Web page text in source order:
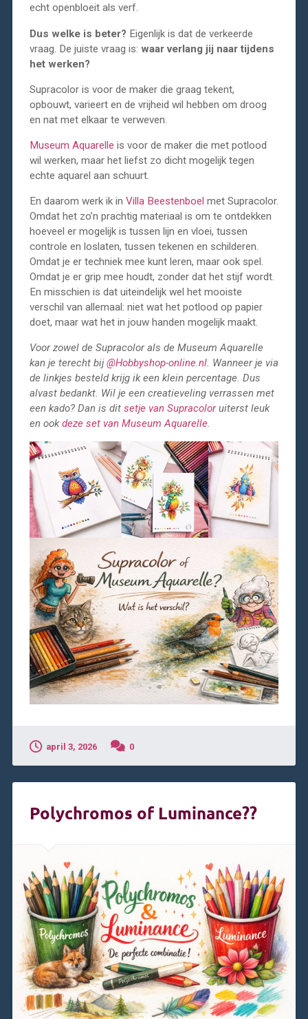
echt openbloeit als verf.
Dus welke is beter? Eigenlijk is dat de verkeerde
vraag. De juiste vraag is: waar verlang jij naar tijdens
het werken?
Supracolor is voor de maker die graag tekent,
opbouwt, varieert en de vrijheid wil hebben om droog
en nat met elkaar te verweven.
Museum Aquarelle is voor de maker die met potlood
wil werken, maar het liefst zo dicht mogelijk tegen
echte aquarel aan schuurt.
En daarom werk ik in Villa Beestenboel met Supracolor.
Omdat het zo’n prachtig materiaal is om te ontdekken
hoeveel er mogelijk is tussen lijn en vloei, tussen
controle en loslaten, tussen tekenen en schilderen.
Omdat je er techniek mee kunt leren, maar ook spel.
Omdat je er grip mee houdt, zonder dat het stijf wordt.
En misschien is dat uiteindelijk wel het mooiste
verschil van allemaal: niet wat het potlood op papier
doet, maar wat het in jouw handen mogelijk maakt.
Voor zowel de Supracolor als de Museum Aquarelle
kan je terecht bij@Hobbyshop-online.nl. Wanneer je via
de linkjes besteld krijg ik een klein percentage. Dus
alvast bedankt. Wil je een creatieveling verrassen met
een kado? Dan is dit setje van Supracoloruiterst leuk
en ookdeze set van Museum Aquarelle.
april 3, 2026 0
Polychromos of Luminance??